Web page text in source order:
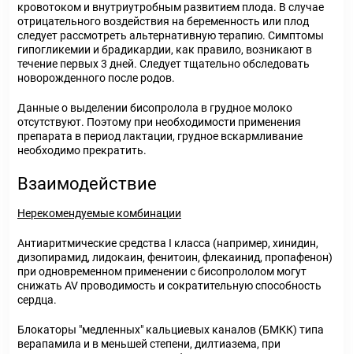
кровотоком и внутриутробным развитием плода. В случае
отрицательного воздействия на беременность или плод
следует рассмотреть альтернативную терапию. Симптомы
гипогликемии и брадикардии, как правило, возникают в
течение первых 3 дней. Следует тщательно обследовать
новорожденного после родов.
Данные о выделении бисопролола в грудное молоко
отсутствуют. Поэтому при необходимости применения
препарата в период лактации, грудное вскармливание
необходимо прекратить.
Взаимодействие
Нерекомендуемые комбинации
Антиаритмические средства I класса (например, хинидин,
дизопирамид, лидокаин, фенитоин, флекаинид, пропафенон)
при одновременном применении с бисопрололом могут
снижать AV проводимость и сократительную способность
сердца.
Блокаторы "медленных" кальциевых каналов (БМКК) типа
верапамила и в меньшей степени, дилтиазема, при